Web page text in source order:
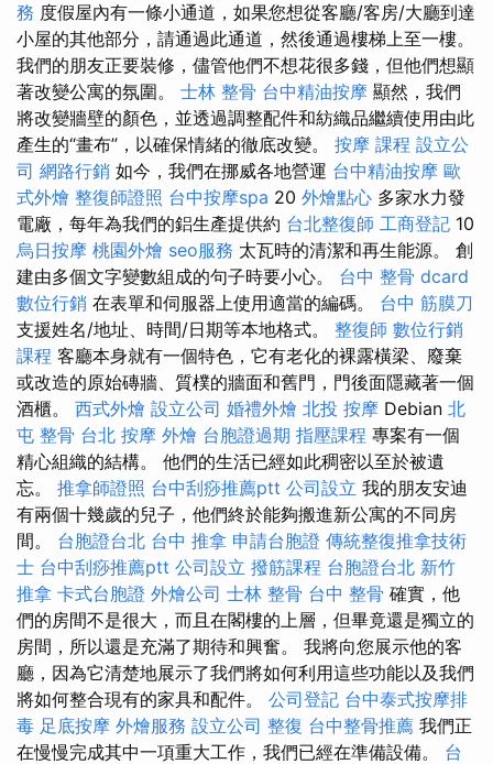
務 度假屋內有一條小通道，如果您想從客廳/客房/大廳到達
小屋的其他部分，請通過此通道，然後通過樓梯上至一樓。
我們的朋友正要裝修，儘管他們不想花很多錢，但他們想顯
著改變公寓的氛圍。 士林 整骨 台中精油按摩 顯然，我們
將改變牆壁的顏色，並透過調整配件和紡織品繼續使用由此
產生的“畫布”，以確保情緒的徹底改變。 按摩 課程 設立公
司 網路行銷 如今，我們在挪威各地營運 台中精油按摩 歐
式外燴 整復師證照 台中按摩spa 20 外燴點心 多家水力發
電廠，每年為我們的鋁生產提供約 台北整復師 工商登記 10
烏日按摩 桃園外燴 seo服務 太瓦時的清潔和再生能源。 創
建由多個文字變數組成的句子時要小心。 台中 整骨 dcard
數位行銷 在表單和伺服器上使用適當的編碼。 台中 筋膜刀
支援姓名/地址、時間/日期等本地格式。 整復師 數位行銷
課程 客廳本身就有一個特色，它有老化的裸露橫梁、廢棄
或改造的原始磚牆、質樸的牆面和舊門，門後面隱藏著一個
酒櫃。 西式外燴 設立公司 婚禮外燴 北投 按摩 Debian 北
屯 整骨 台北 按摩 外燴 台胞證過期 指壓課程 專案有一個
精心組織的結構。 他們的生活已經如此稠密以至於被遺
忘。 推拿師證照 台中刮痧推薦ptt 公司設立 我的朋友安迪
有兩個十幾歲的兒子，他們終於能夠搬進新公寓的不同房
間。 台胞證台北 台中 推拿 申請台胞證 傳統整復推拿技術
士 台中刮痧推薦ptt 公司設立 撥筋課程 台胞證台北 新竹
推拿 卡式台胞證 外燴公司 士林 整骨 台中 整骨 確實，他
們的房間不是很大，而且在閣樓的上層，但畢竟還是獨立的
房間，所以還是充滿了期待和興奮。 我將向您展示他的客
廳，因為它清楚地展示了我們將如何利用這些功能以及我們
將如何整合現有的家具和配件。 公司登記 台中泰式按摩排
毒 足底按摩 外燴服務 設立公司 整復 台中整骨推薦 我們正
在慢慢完成其中一項重大工作，我們已經在準備設備。 台